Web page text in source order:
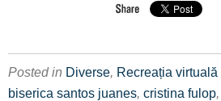
Posted in Diverse, Recreația virtuală
biserica santos juanes, cristina fulop,